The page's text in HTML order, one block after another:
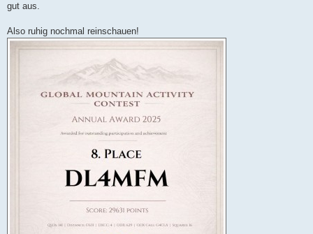
gut aus.
Also ruhig nochmal reinschauen!